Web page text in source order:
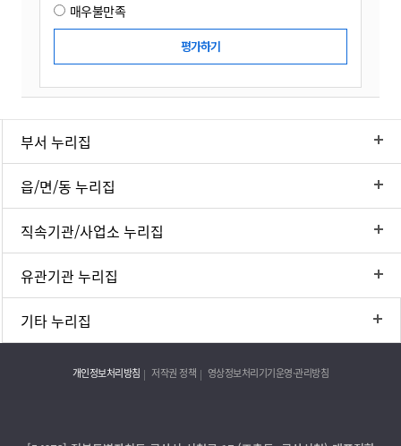
매우불만족
부서 누리집
읍/면/동 누리집
직속기관/사업소 누리집
유관기관 누리집
기타 누리집
개인정보처리방침 저작권 정책 영상정보처리기기운영·관리방침